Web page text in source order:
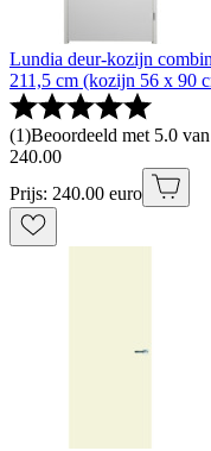
Lundia deur-kozijn
211,5 cm (kozijn 56 x 90
(1)Beoordeeld met 5.0
240.00
Prijs: 240.00 euro